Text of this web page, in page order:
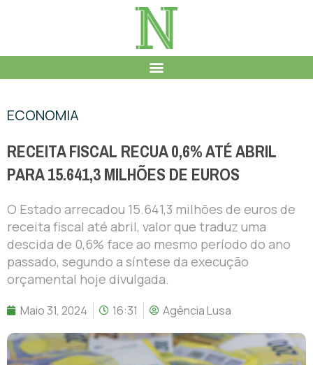
ECONOMIA
RECEITA FISCAL RECUA 0,6% ATÉ ABRIL
PARA 15.641,3 MILHÕES DE EUROS
O Estado arrecadou 15.641,3 milhões de euros de
receita fiscal até abril, valor que traduz uma
descida de 0,6% face ao mesmo período do ano
passado, segundo a síntese da execução
orçamental hoje divulgada.
Maio 31, 2024 16:31 Agência Lusa